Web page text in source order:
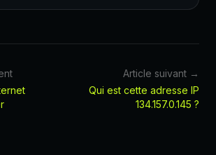
Article suivant →
Qui est cette adresse IP
134.157.0.145 ?